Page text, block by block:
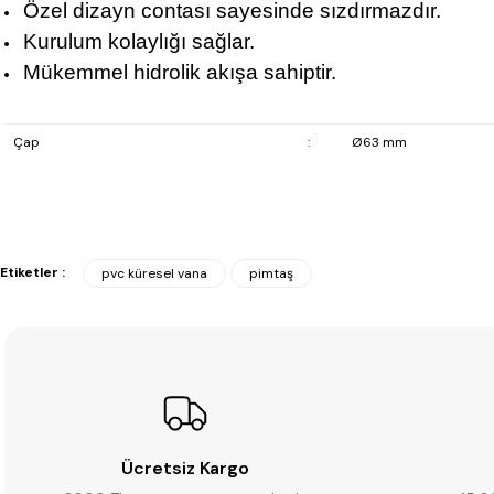
Özel dizayn contası sayesinde sızdırmazdır.
Kurulum kolaylığı sağlar.
Mükemmel hidrolik akışa sahiptir.
Çap : Ø63 mm
Etiketler : pvc küresel vana pimtaş
Ücretsiz Kargo